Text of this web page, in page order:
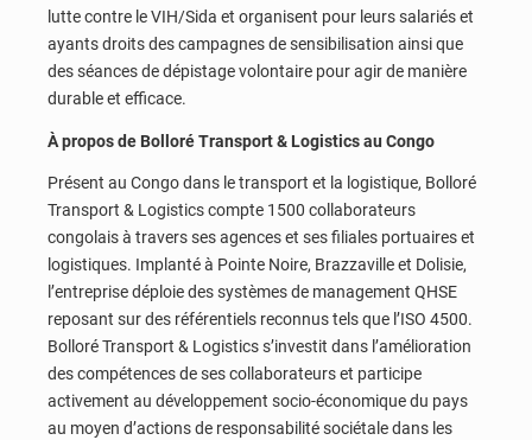
lutte contre le VIH/Sida et organisent pour leurs salariés et
ayants droits des campagnes de sensibilisation ainsi que
des séances de dépistage volontaire pour agir de manière
durable et efficace.
À propos de Bolloré Transport & Logistics au Congo
Présent au Congo dans le transport et la logistique, Bolloré
Transport & Logistics compte 1500 collaborateurs
congolais à travers ses agences et ses filiales portuaires et
logistiques. Implanté à Pointe Noire, Brazzaville et Dolisie,
l’entreprise déploie des systèmes de management QHSE
reposant sur des référentiels reconnus tels que l’ISO 4500.
Bolloré Transport & Logistics s’investit dans l’amélioration
des compétences de ses collaborateurs et participe
activement au développement socio-économique du pays
au moyen d’actions de responsabilité sociétale dans les